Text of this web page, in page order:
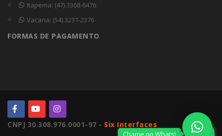
Itapema: (47) 3368-6476
Vacaria: (54) 3231-2376
FORMAS DE PAGAMENTO
CNPJ 30.308.976.0001-97 - Six Interfaces
Chame no Whats!